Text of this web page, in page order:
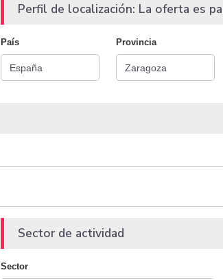
Perfil de localización: La oferta es
País Provincia
Sector de actividad
Sector